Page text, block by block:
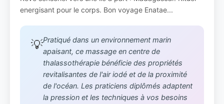
energisant pour le corps. Bon voyage Enatae...
💡Pratiqué dans un environnement marin
apaisant, ce massage en centre de
thalassothérapie bénéficie des propriétés
revitalisantes de l'air iodé et de la proximité
de l'océan. Les praticiens diplômés adaptent
la pression et les techniques à vos besoins